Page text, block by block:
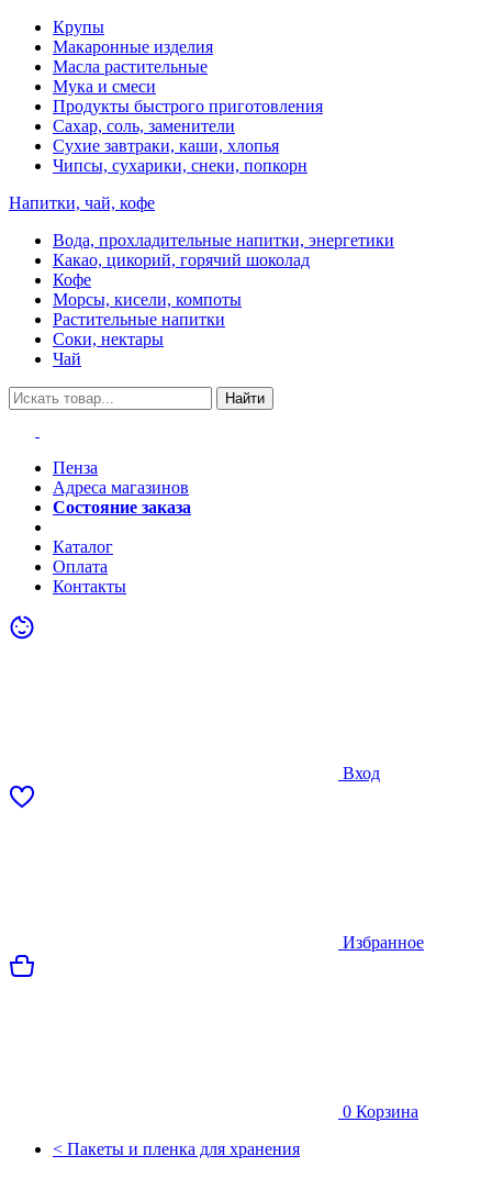
Крупы
Макаронные изделия
Масла растительные
Мука и смеси
Продукты быстрого приготовления
Сахар, соль, заменители
Сухие завтраки, каши, хлопья
Чипсы, сухарики, снеки, попкорн
Напитки, чай, кофе
Вода, прохладительные напитки, энергетики
Какао, цикорий, горячий шоколад
Кофе
Морсы, кисели, компоты
Растительные напитки
Соки, нектары
Чай
Найти
Пенза
Адреса магазинов
Состояние заказа
Каталог
Оплата
Контакты
Вход
Избранное
0 Корзина
< Пакеты и пленка для хранения